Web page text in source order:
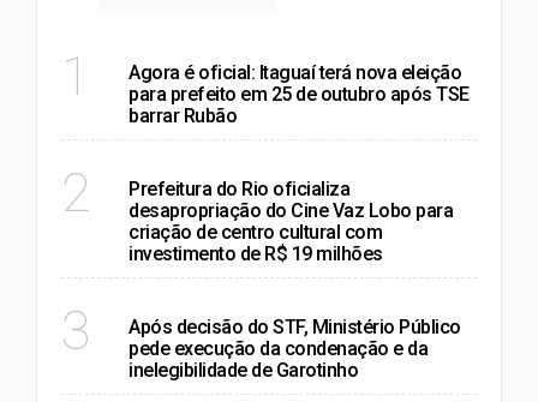
1
Agora é oficial: Itaguaí terá nova eleição
para prefeito em 25 de outubro após TSE
barrar Rubão
2
Prefeitura do Rio oficializa
desapropriação do Cine Vaz Lobo para
criação de centro cultural com
investimento de R$ 19 milhões
3
Após decisão do STF, Ministério Público
pede execução da condenação e da
inelegibilidade de Garotinho